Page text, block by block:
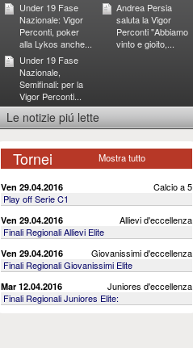
Under 19 Fase
Nazionale: Vigor
Perconti, poker
alla Lykos anche...
Andrea Persia
saluta la Vigor
Perconti "Abbiamo
vinto e gioito,...
Under 19 Fase
Nazionale,
Semifinali: per la
Vigor Perconti...
Le notizie piú lette
Tornei Mostra tutto
Ven 29.04.2016
Calcio a 5
Play off Serie C1
Ven 29.04.2016
Allievi d'eccellenza
Finali Regionali Allievi Elite
Ven 29.04.2016
Giovanissimi d'eccellenza
Finali Regionali Giovanissimi Elite
Mar 12.04.2016
Juniores d'eccellenza
Finali Regionali Juniores Elite: